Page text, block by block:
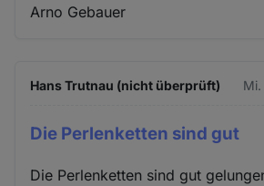
Arno Gebauer
Hans Trutnau (nicht überprüft)
Die Perlenketten sind gut
Die Perlenketten sind gut